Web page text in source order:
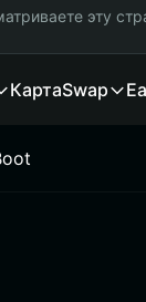
эту
КартаSwap